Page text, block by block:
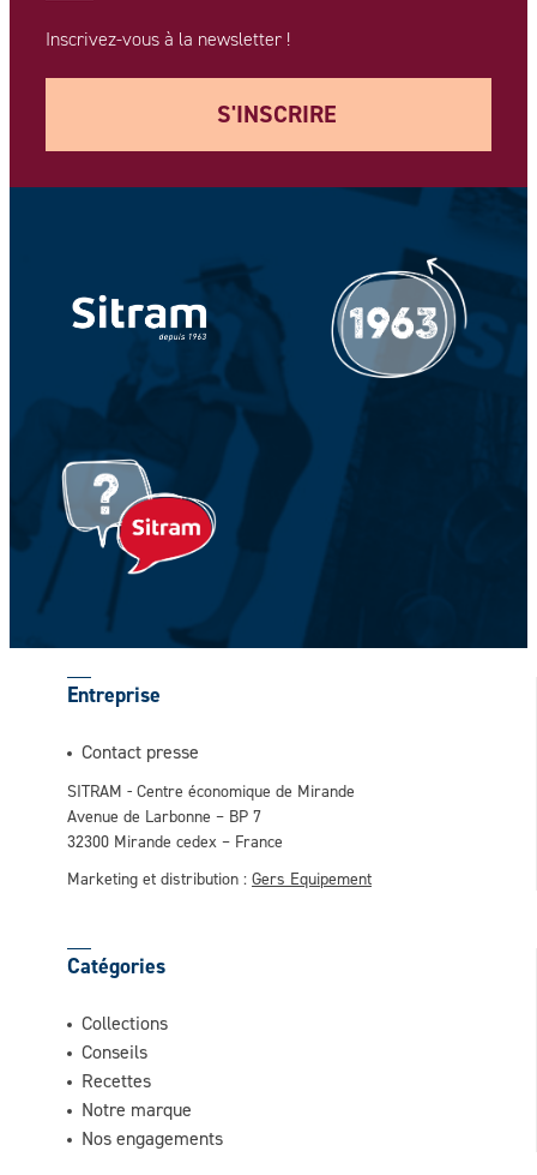
Inscrivez-vous à la newsletter !
S'INSCRIRE
Votre Nom *
Entreprise
Contact presse
SITRAM - Centre économique de Mirande
Avenue de Larbonne – BP 7
32300 Mirande cedex – France
Marketing et distribution : Gers Equipement
Catégories
Collections
Conseils
Recettes
Notre marque
Nos engagements